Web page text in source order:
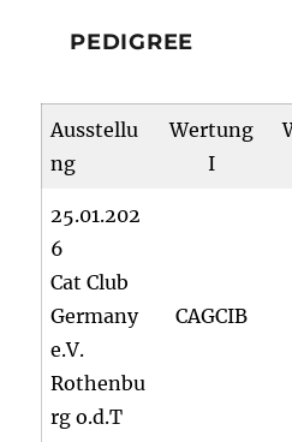
PEDIGREE
Ausstellu
ng
Wertung
I
25.01.202
6
Cat Club
Germany
e.V.
Rothenbu
rg o.d.T
CAGCIB